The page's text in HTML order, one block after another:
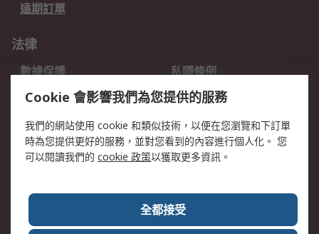
遠期訂單
法律
數據保護
私隱條例
網站條款
郵件安全
關於RS
全球辦事處
加入我們
關於RS
Cookie 會影響我們為您提供的服務
我們的網站使用 cookie 和類似技術，以便在您瀏覽和下訂單
時為您提供更好的服務，並對您看到的內容進行個人化。 您
可以閱讀我們的 cookie 政策以獲取更多資訊。
全都接受